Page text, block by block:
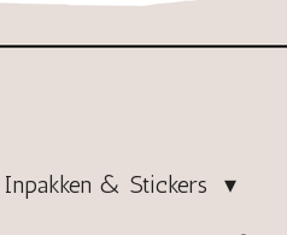
Inpakken & Stickers